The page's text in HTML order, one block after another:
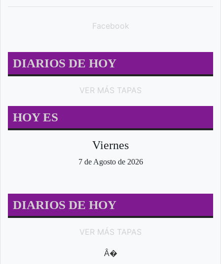
Facebook
DIARIOS DE HOY
VER MÁS TAPAS
HOY ES
Viernes
7 de Agosto de 2026
DIARIOS DE HOY
VER MÁS TAPAS
Â�